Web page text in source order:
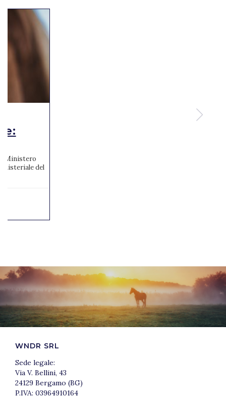
Ministero
del
WNDR SRL
Sede legale:
Via V. Bellini, 43
24129 Bergamo (BG)
P.IVA: 03964910164